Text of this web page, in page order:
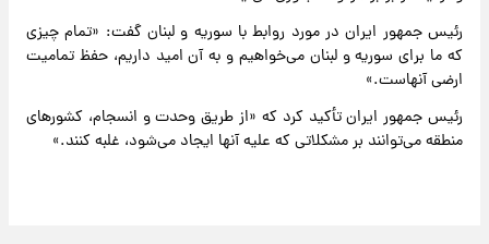
رئیس جمهور ایران در مورد روابط با سوریه و لبنان گفت: «تمام چیزی
که ما برای سوریه و لبنان می‌خواهیم و به آن امید داریم، حفظ تمامیت
ارضی آنهاست.»
رئیس جمهور ایران تأکید کرد که «از طریق وحدت و انسجام، کشورهای
منطقه می‌توانند بر مشکلاتی که علیه آنها ایجاد می‌شود، غلبه کنند.»